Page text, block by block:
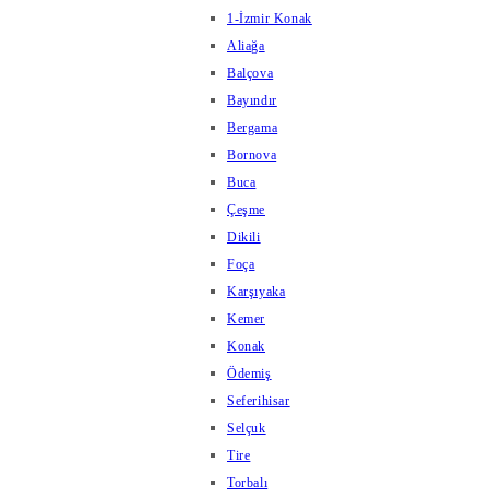
1-İzmir Konak
Aliağa
Balçova
Bayındır
Bergama
Bornova
Buca
Çeşme
Dikili
Foça
Karşıyaka
Kemer
Konak
Ödemiş
Seferihisar
Selçuk
Tire
Torbalı